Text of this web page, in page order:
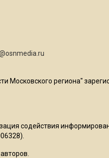
Московского региона"
содействия